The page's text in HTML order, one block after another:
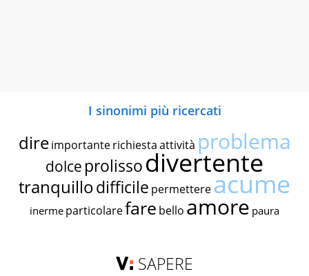
I sinonimi più ricercati
dire importante richiestaattività problema
dolce prolissodivertente
tranquillodifficile permettereacume
inerme particolarefare bello amore paura
SAPERE